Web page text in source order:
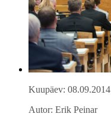
Kuupäev: 08.09.2014
Autor: Erik Peinar